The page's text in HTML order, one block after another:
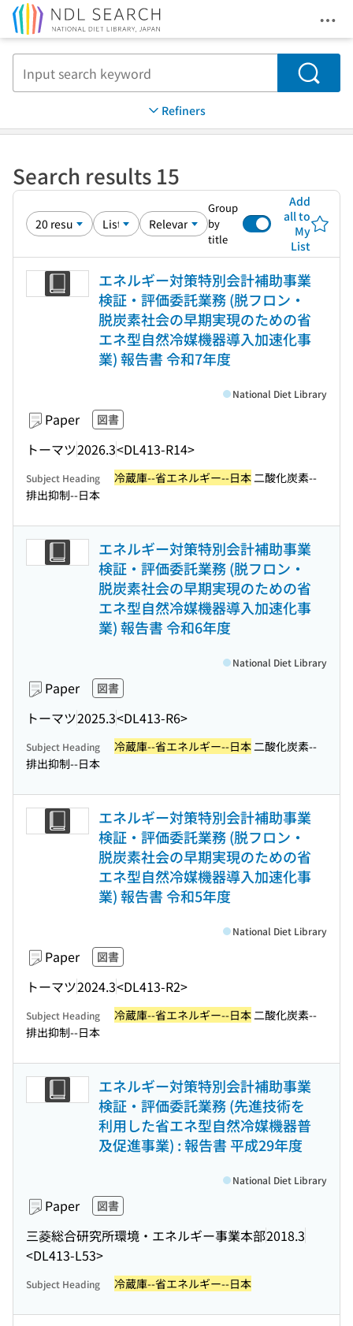
Search
Refiners
Search results 15
Group
by
title
Add
all to
My
List
エネルギー対策特別会計補助事業
検証・評価委託業務 (脱フロン・
脱炭素社会の早期実現のための省
エネ型自然冷媒機器導入加速化事
業) 報告書 令和7年度
Paper 図書
トーマツ2026.3<DL413-R14>
National Diet Library
Subject Heading 冷蔵庫--省エネルギー--日本二酸化炭素--
排出抑制--日本
エネルギー対策特別会計補助事業
検証・評価委託業務 (脱フロン・
脱炭素社会の早期実現のための省
エネ型自然冷媒機器導入加速化事
業) 報告書 令和6年度
Paper 図書
トーマツ2025.3<DL413-R6>
National Diet Library
Subject Heading 冷蔵庫--省エネルギー--日本二酸化炭素--
排出抑制--日本
エネルギー対策特別会計補助事業
検証・評価委託業務 (脱フロン・
脱炭素社会の早期実現のための省
エネ型自然冷媒機器導入加速化事
業) 報告書 令和5年度
Paper 図書
トーマツ2024.3<DL413-R2>
National Diet Library
Subject Heading 冷蔵庫--省エネルギー--日本二酸化炭素--
排出抑制--日本
エネルギー対策特別会計補助事業
検証・評価委託業務 (先進技術を
利用した省エネ型自然冷媒機器普
及促進事業) : 報告書 平成29年度
Paper 図書
三菱総合研究所環境・エネルギー事業本部2018.3
<DL413-L53>
National Diet Library
Subject Heading 冷蔵庫--省エネルギー--日本